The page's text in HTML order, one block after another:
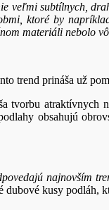
veľmi subtílnych,
ktoré by
materiáli nebolo
trend prináša už
tvorbu atraktívnych
obsahujú
najnovším
dubové kusy podláh,